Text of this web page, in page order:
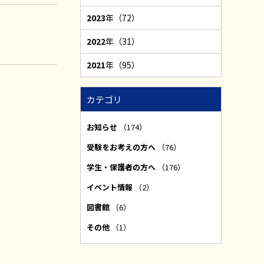
2023年（72）
2022年（31）
2021年（95）
カテゴリ
お知らせ
（174）
受験をお考えの方へ
（76）
学生・保護者の方へ
（176）
イベント情報
（2）
図書館
（6）
その他
（1）